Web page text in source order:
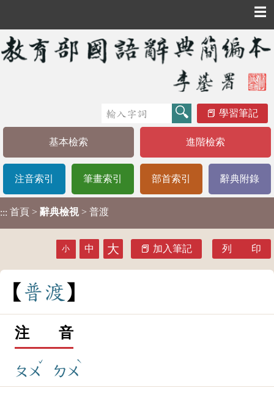
☰
學習筆記
基本檢索 進階檢索
注音索引 筆畫索引 部首索引 辭典附錄
::: 首頁 > 辭典檢視 > 普渡
小 中 大 加入筆記 列 印
普渡
注 音
ㄆㄨ
ˇ
ㄉㄨ
ˋ